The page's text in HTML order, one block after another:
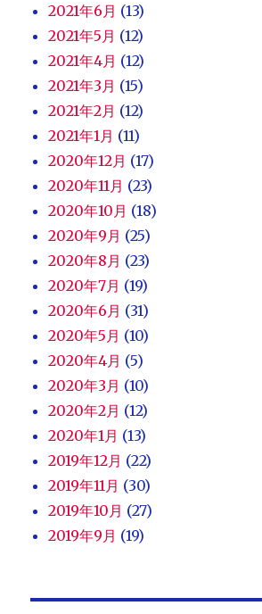
2021年6月 (13)
2021年5月 (12)
2021年4月 (12)
2021年3月 (15)
2021年2月 (12)
2021年1月 (11)
2020年12月 (17)
2020年11月 (23)
2020年10月 (18)
2020年9月 (25)
2020年8月 (23)
2020年7月 (19)
2020年6月 (31)
2020年5月 (10)
2020年4月 (5)
2020年3月 (10)
2020年2月 (12)
2020年1月 (13)
2019年12月 (22)
2019年11月 (30)
2019年10月 (27)
2019年9月 (19)